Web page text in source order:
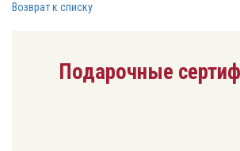
Возврат к списку
Подарочные